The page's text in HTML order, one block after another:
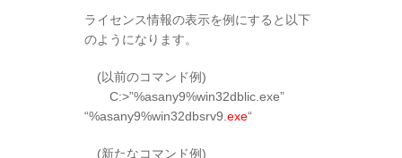
ライセンス情報の表示を例にすると以下
のようになります。
(以前のコマンド例)
C:>”%asany9%win32dblic.exe”
“%asany9%win32dbsrv9. exe“
(新たなコマンド例)